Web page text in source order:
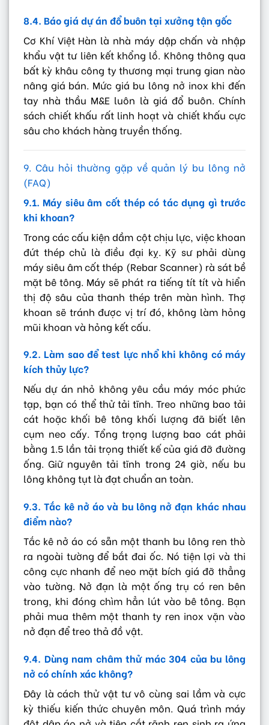
8.4. Báo giá dự án đổ buôn tại xưởng tận gốc
Cơ Khí Việt Hàn là nhà máy dập chấn và nhập
khẩu vật tư liên kết khổng lồ. Không thông qua
bất kỳ khâu công ty thương mại trung gian nào
nâng giá bán. Mức giá bu lông nở inox khi đến
tay nhà thầu M&E luôn là giá đổ buôn. Chính
sách chiết khấu rất linh hoạt và chiết khấu cực
sâu cho khách hàng truyền thống.
9. Câu hỏi thường gặp về quản lý bu lông nở
(FAQ)
9.1. Máy siêu âm cốt thép có tác dụng gì trước
khi khoan?
Trong các cấu kiện dầm cột chịu lực, việc khoan
đứt thép chủ là điều đại kỵ. Kỹ sư phải dùng
máy siêu âm cốt thép (Rebar Scanner) rà sát bề
mặt bê tông. Máy sẽ phát ra tiếng tít tít và hiển
thị độ sâu của thanh thép trên màn hình. Thợ
khoan sẽ tránh được vị trí đó, không làm hỏng
mũi khoan và hỏng kết cấu.
9.2. Làm sao để test lực nhổ khi không có máy
kích thủy lực?
Nếu dự án nhỏ không yêu cầu máy móc phức
tạp, bạn có thể thử tải tĩnh. Treo những bao tải
cát hoặc khối bê tông khối lượng đã biết lên
cụm neo cấy. Tổng trọng lượng bao cát phải
bằng 1.5 lần tải trọng thiết kế của giá đỡ đường
ống. Giữ nguyên tải tĩnh trong 24 giờ, nếu bu
lông không tụt là đạt chuẩn an toàn.
9.3. Tắc kê nở áo và bu lông nở đạn khác nhau
điểm nào?
Tắc kê nở áo có sẵn một thanh bu lông ren thò
ra ngoài tường để bắt đai ốc. Nó tiện lợi và thi
công cực nhanh để neo mặt bích giá đỡ thẳng
vào tường. Nở đạn là một ống trụ có ren bên
trong, khi đóng chìm hẳn lút vào bê tông. Bạn
phải mua thêm một thanh ty ren inox vặn vào
nở đạn để treo thả đồ vật.
9.4. Dùng nam châm thử mác 304 của bu lông
nở có chính xác không?
Đây là cách thử vật tư vô cùng sai lầm và cực
kỳ thiếu kiến thức chuyên môn. Quá trình máy